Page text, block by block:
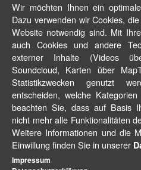
Wir möchten Ihnen ein
Dazu verwenden wir Cookies,
Website notwendig sind. Mit
auch Cookies und andere
externer Inhalte (Videos
Soundcloud, Karten über
Statistikzwecken genutzt
entscheiden, welche
beachten Sie, dass auf Basis
nicht mehr alle Funktionalitäten
Weitere Informationen und die
Einwillung finden Sie in unserer
Impressum